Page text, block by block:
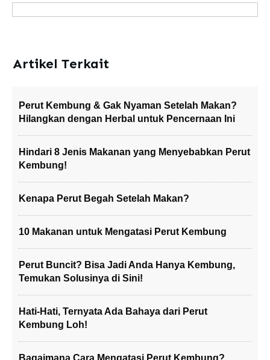
Artikel Terkait
Perut Kembung & Gak Nyaman Setelah Makan?
Hilangkan dengan Herbal untuk Pencernaan Ini
Hindari 8 Jenis Makanan yang Menyebabkan Perut
Kembung!
Kenapa Perut Begah Setelah Makan?
10 Makanan untuk Mengatasi Perut Kembung
Perut Buncit? Bisa Jadi Anda Hanya Kembung,
Temukan Solusinya di Sini!
Hati-Hati, Ternyata Ada Bahaya dari Perut
Kembung Loh!
Bagaimana Cara Mengatasi Perut Kembung?